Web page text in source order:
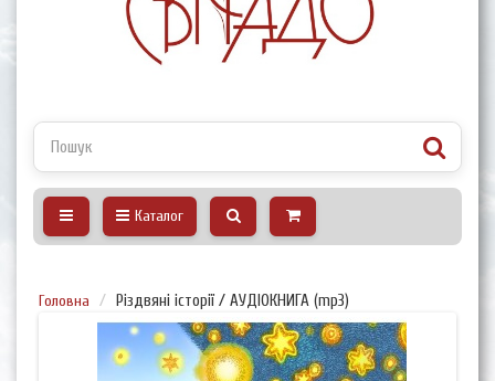
Каталог
Головна Різдвяні історії / АУДІОКНИГА (mp3)